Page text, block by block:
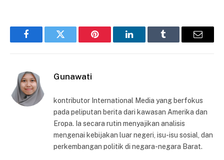
FacebookTwitter Pinterest LinkedInTumblr Email
Gunawati
kontributor International Media yang berfokus
pada peliputan berita dari kawasan Amerika dan
Eropa. Ia secara rutin menyajikan analisis
mengenai kebijakan luar negeri, isu-isu sosial, dan
perkembangan politik di negara-negara Barat.